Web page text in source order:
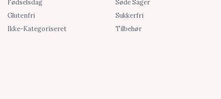
Fødselsdag
Glutenfri
Ikke-Kategoriseret
Søde Sager
Sukkerfri
Tilbehør